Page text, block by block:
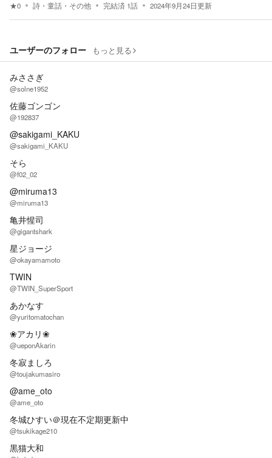
★0 詩・童話・その他 完結済 1話 2024年9月24日更新
ユーザーのフォロー もっと見る
みささぎ
@solne1952
佐藤ゴンゴン
@192837
@sakigami_KAKU
@sakigami_KAKU
そら
@f02_02
@miruma13
@miruma13
亀井惺司
@gigantshark
星ジョージ
@okayamamoto
TWIN
@TWIN_SuperSport
あかなす
@yuritomatochan
❀アカリ❀
@ueponAkarin
冬寂ましろ
@toujakumasiro
@ame_oto
@ame_oto
冬城ひすい＠現在不定期更新中
@tsukikage210
黒猫大和